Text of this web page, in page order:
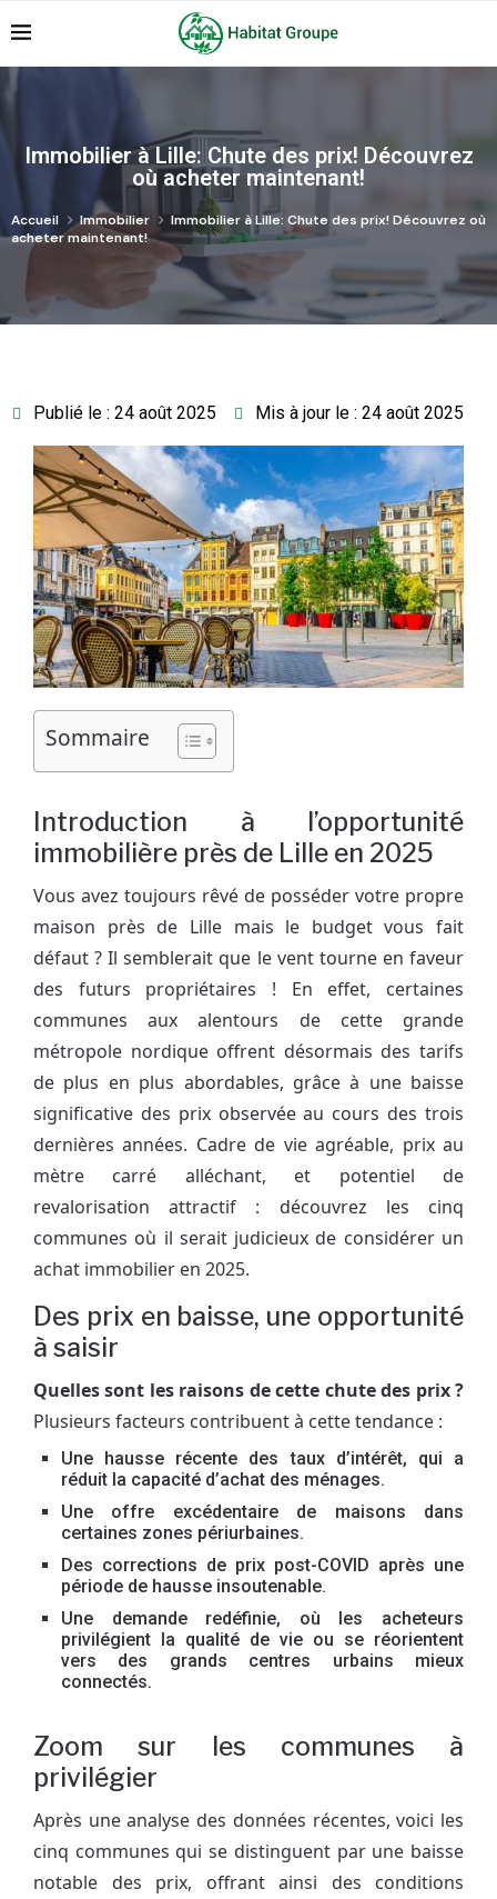
Immobilier à Lille: Chute des prix! Découvrez
où acheter maintenant!
Accueil Immobilier
Immobilier à Lille: Chute des prix! Découvrez où
acheter maintenant!
Publié le : 24 août 2025 Mis à jour le : 24 août 2025
Sommaire
Introduction à l’opportunité
immobilière près de Lille en 2025
Vous avez toujours rêvé de posséder votre propre
maison près de Lille mais le budget vous fait
défaut ? Il semblerait que le vent tourne en faveur
des futurs propriétaires ! En effet, certaines
communes aux alentours de cette grande
métropole nordique offrent désormais des tarifs
de plus en plus abordables, grâce à une baisse
significative des prix observée au cours des trois
dernières années. Cadre de vie agréable, prix au
mètre carré alléchant, et potentiel de
revalorisation attractif : découvrez les cinq
communes où il serait judicieux de considérer un
achat immobilier en 2025.
Des prix en baisse, une opportunité
à saisir
Quelles sont les raisons de cette chute des prix ?
Plusieurs facteurs contribuent à cette tendance :
Une hausse récente des taux d’intérêt, qui a
réduit la capacité d’achat des ménages.
Une offre excédentaire de maisons dans
certaines zones périurbaines.
Des corrections de prix post-COVID après une
période de hausse insoutenable.
Une demande redéfinie, où les acheteurs
privilégient la qualité de vie ou se réorientent
vers des grands centres urbains mieux
connectés.
Zoom sur les communes à
privilégier
Après une analyse des données récentes, voici les
cinq communes qui se distinguent par une baisse
notable des prix, offrant ainsi des conditions